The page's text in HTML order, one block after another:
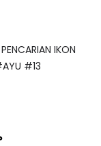
IKON
#13